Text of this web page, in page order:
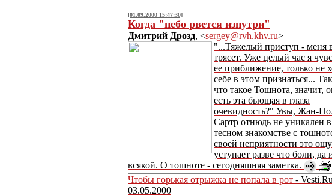
[01.09.2000 15:47:30]
Когда "небо рвется изнутри"
Дмитрий Дрозд, <sergey@rvh.khv.ru>
"...Тяжелый приступ - меня
трясет. Уже целый час я
ее приближение, только не
себе в этом признаться...
что такое Тошнота, значит,
есть эта бьющая в глаза
очевидность?" Увы, Жан-
Сартр отнюдь не уникален
тесном знакомстве с
своей неприятности это
уступает разве что боли, да
всякой. О тошноте - сегодняшняя заметка.
Чтобы горькая отрыжка не попала в рот -
03.05.2000